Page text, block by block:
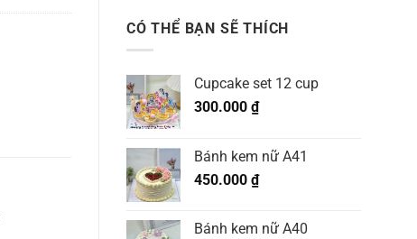
CÓ THỂ BẠN SẼ THÍCH
Cupcake set 12 cup
300.000 ₫
Bánh kem nữ A41
450.000 ₫
Bánh kem nữ A40